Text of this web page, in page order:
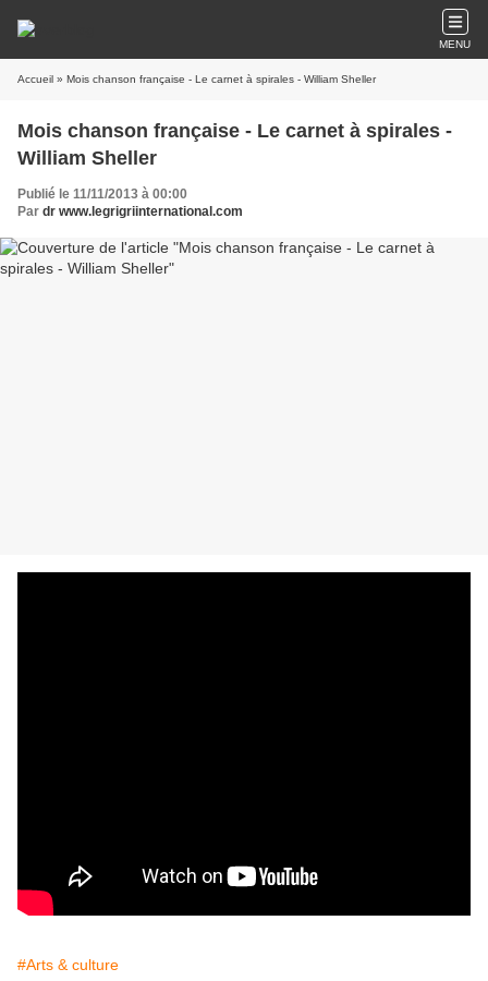
MENU
Accueil » Mois chanson française - Le carnet à spirales - William Sheller
Mois chanson française - Le carnet à spirales -
William Sheller
Publié le 11/11/2013 à 00:00
Par dr www.legrigriinternational.com
#Arts & culture